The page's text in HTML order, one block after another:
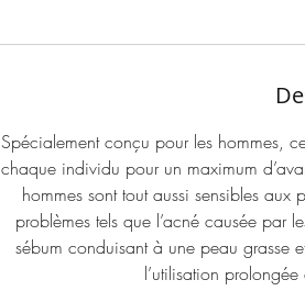
Spécialement conçu pour les hommes,
chaque individu pour un maximum
hommes sont tout aussi sensibles
problèmes tels que l’acné causée par
sébum conduisant à une peau grasse
l’utilisation